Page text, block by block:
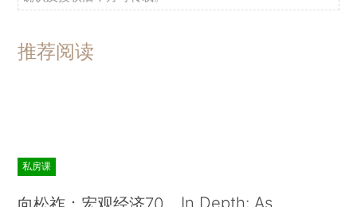
推荐阅读
私房课
In Depth: As